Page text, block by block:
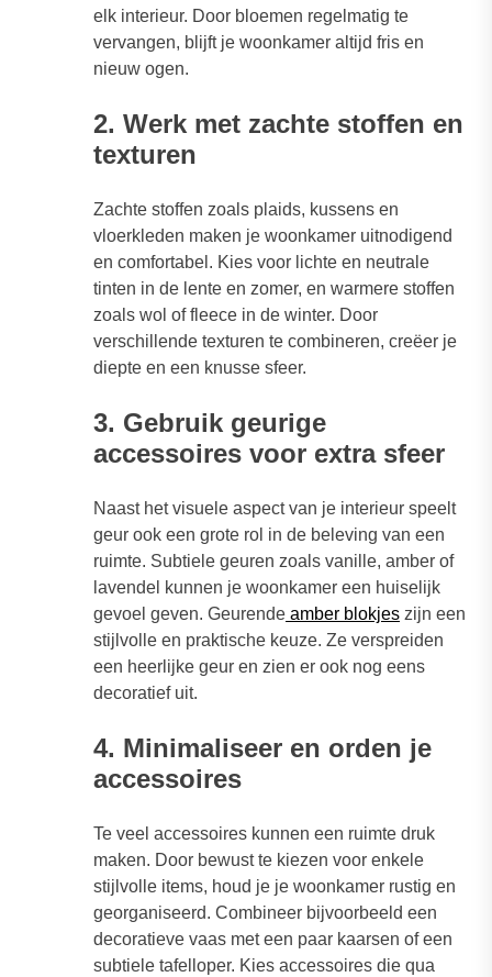
elk interieur. Door bloemen regelmatig te
vervangen, blijft je woonkamer altijd fris en
nieuw ogen.
2. Werk met zachte stoffen en
texturen
Zachte stoffen zoals plaids, kussens en
vloerkleden maken je woonkamer uitnodigend
en comfortabel. Kies voor lichte en neutrale
tinten in de lente en zomer, en warmere stoffen
zoals wol of fleece in de winter. Door
verschillende texturen te combineren, creëer je
diepte en een knusse sfeer.
3. Gebruik geurige
accessoires voor extra sfeer
Naast het visuele aspect van je interieur speelt
geur ook een grote rol in de beleving van een
ruimte. Subtiele geuren zoals vanille, amber of
lavendel kunnen je woonkamer een huiselijk
gevoel geven. Geurende amber blokjes zijn een
stijlvolle en praktische keuze. Ze verspreiden
een heerlijke geur en zien er ook nog eens
decoratief uit.
4. Minimaliseer en orden je
accessoires
Te veel accessoires kunnen een ruimte druk
maken. Door bewust te kiezen voor enkele
stijlvolle items, houd je je woonkamer rustig en
georganiseerd. Combineer bijvoorbeeld een
decoratieve vaas met een paar kaarsen of een
subtiele tafelloper. Kies accessoires die qua